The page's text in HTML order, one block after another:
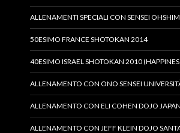
ALLENAMENTI SPECIALI CON SENSEI
50ESIMO FRANCE SHOTOKAN 2014
40ESIMO ISRAEL SHOTOKAN 2010
ALLENAMENTO CON ONO SENSEI
ALLENAMENTO CON ELI COHEN DOJO
ALLENAMENTO CON JEFF KLEIN DOJO